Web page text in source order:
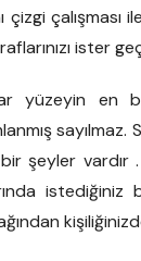
çizgi
ister
yüzeyin en
sayılmaz.
şeyler
istediğiniz